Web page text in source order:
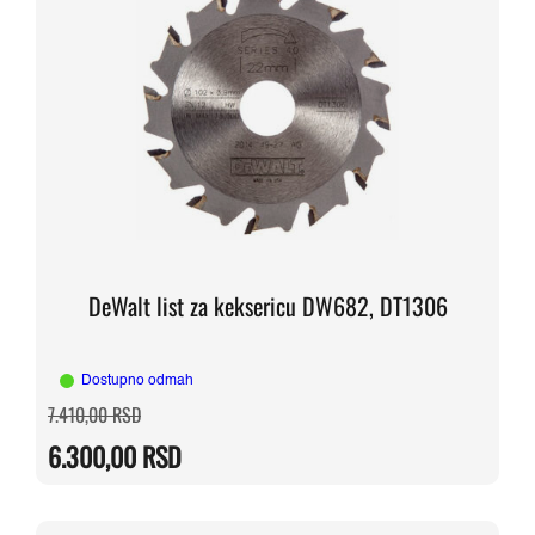
DeWalt list za keksericu DW682, DT1306
Dostupno odmah
7.410,00RSDOriginalna
cena
bila:
7.410,00 RSD.
6.300,00RSD
Trenutna
cena
6.300,00 RSD.